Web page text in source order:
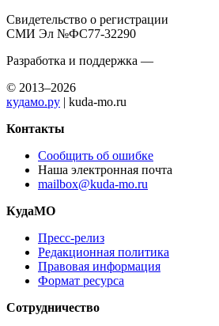
Свидетельство о регистрации
СМИ Эл №ФС77-32290
Разработка и поддержка —
© 2013–2026
кудамо.ру | kuda-mo.ru
Контакты
Сообщить об ошибке
Наша электронная почта
mailbox@kuda-mo.ru
КудаМО
Пресс-релиз
Редакционная политика
Правовая информация
Формат ресурса
Сотрудничество